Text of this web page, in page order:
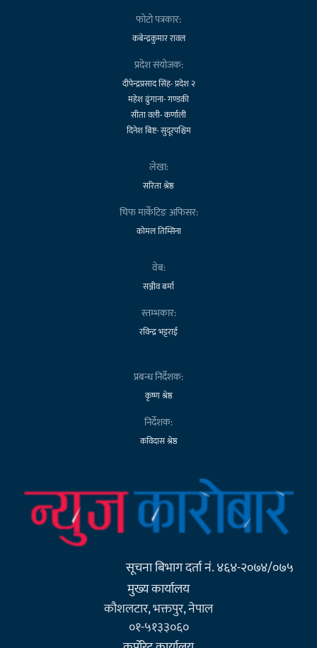
फोटो पत्रकार:
कबेन्द्रकुमार रावल
प्रदेश संयोजक:
दीपेन्द्रप्रसाद सिंह- प्रदेश २
महेश ढुंगाना- गण्डकी
सीता वली- कर्णाली
दिनेश बिष्ट- सुदूरपश्चिम
लेखा:
सरिता श्रेष्ठ
चिफ मार्केटिङ अफिसर:
कोमल तिम्सिना
वेब:
सञ्जीव बर्मा
स्तम्भकार:
रविन्द्र भट्टराई
प्रबन्ध निर्देशक:
कृष्ण श्रेष्ठ
निर्देशक:
कविदास श्रेष्ठ
सूचना बिभाग दर्ता नं. ४६४-२०७४/०७५
मुख्य कार्यालय
कौशलटार, भक्तपुर, नेपाल
०१-५१३३०६०